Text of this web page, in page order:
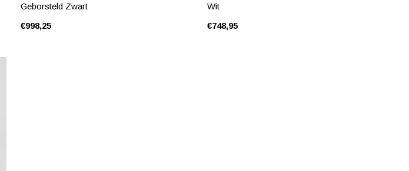
Geborsteld Zwart
€998,25
Wit
€748,95